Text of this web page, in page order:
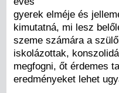
gyerek elméje és
kimutatná, mi lesz
szeme számára a
iskolázottak,
megfogni, őt érdemes
eredményeket lehet